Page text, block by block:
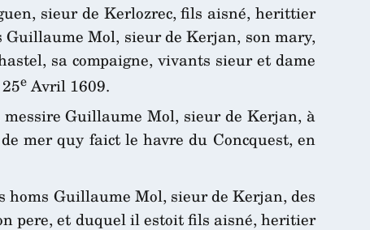
sieur de Kerlozrec, fils aisné, herittier
Mol, sieur de Kerjan, son mary,
sa compaigne, vivants sieur et dame
eAvril 1609.
messire Guillaume Mol, sieur de Kerjan, à
mer quy faict le havre du Concquest, en
homs Guillaume Mol, sieur de Kerjan, des
pere, et duquel il estoit fils aisné, heritier